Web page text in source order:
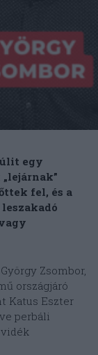
egy
fel, és a
Zsombor,
országjáró
Katus Eszter
perbáli